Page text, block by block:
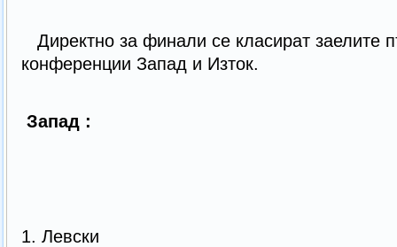
Директно за финали се класират заелите
конференции Запад и Изток.
Запад :
1. Левски